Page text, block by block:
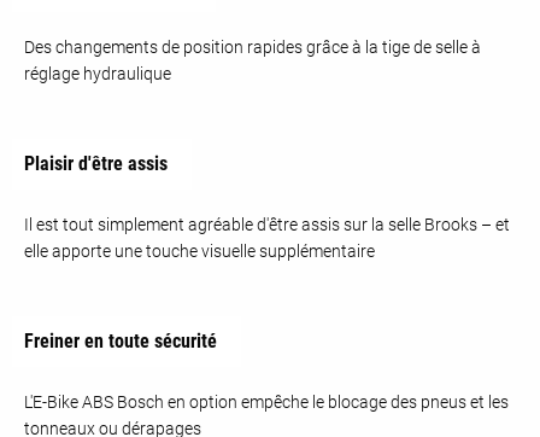
Des changements de position rapides grâce à la tige de selle à
réglage hydraulique
Plaisir d'être assis
Il est tout simplement agréable d'être assis sur la selle Brooks – et
elle apporte une touche visuelle supplémentaire
Freiner en toute sécurité
L'E-Bike ABS Bosch en option empêche le blocage des pneus et les
tonneaux ou dérapages